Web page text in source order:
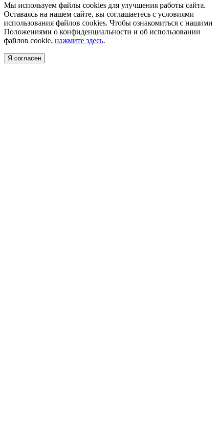
Мы используем файлы cookies для улучшения работы сайта.
Оставаясь на нашем сайте, вы соглашаетесь с условиями
использования файлов cookies. Чтобы ознакомиться с нашими
Положениями о конфиденциальности и об использовании
файлов cookie, нажмите здесь.
Я согласен